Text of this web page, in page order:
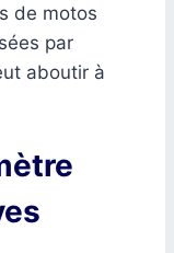
de motos
par
aboutir à